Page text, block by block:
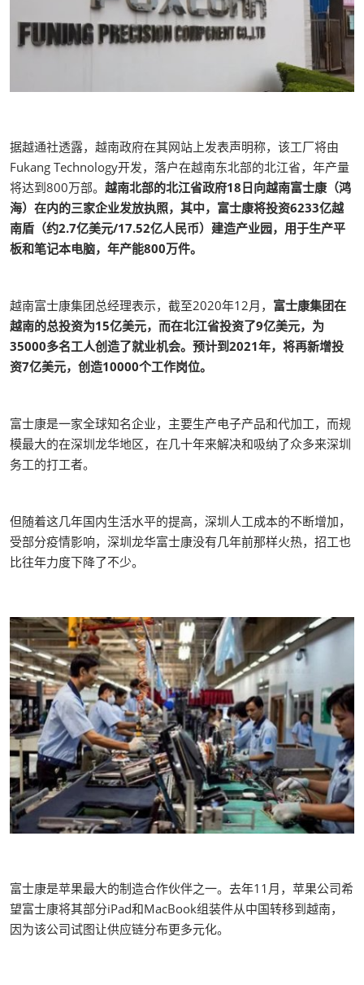
据越通社透露，越南政府在其网站上发表声明称，该工厂将由
Fukang Technology开发，落户在越南东北部的北江省，年产量
将达到800万部。 越南北部的北江省政府18日向越南富士康（鸿
海）在内的三家企业发放执照，其中，富士康将投资6233亿越
南盾（约2.7亿美元/17.52亿人民币）建造产业园，用于生产平
板和笔记本电脑，年产能800万件。
越南富士康集团总经理表示，截至2020年12月， 富士康集团在
越南的总投资为15亿美元，而在北江省投资了9亿美元，为
35000多名工人创造了就业机会。预计到2021年，将再新增投
资7亿美元，创造10000个工作岗位。
富士康是一家全球知名企业，主要生产电子产品和代加工，而规
模最大的在深圳龙华地区，在几十年来解决和吸纳了众多来深圳
务工的打工者。
但随着这几年国内生活水平的提高，深圳人工成本的不断增加，
受部分疫情影响，深圳龙华富士康没有几年前那样火热，招工也
比往年力度下降了不少。
富士康是苹果最大的制造合作伙伴之一。去年11月，苹果公司希
望富士康将其部分iPad和MacBook组装件从中国转移到越南，
因为该公司试图让供应链分布更多元化。